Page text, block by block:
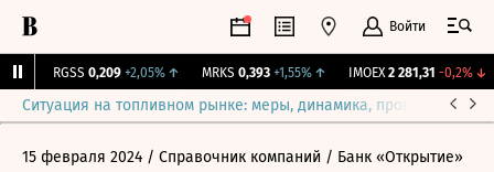
Войти
RGSS 0,209 +2,05%↑ MRKS 0,393 +1,55%↑ IMOEX 2 281,31 -0,2%↓
Ситуация на топливном рынке: меры, динамика, прогнозы
15 февраля 2024 / Справочник компаний / Банк «Открытие»